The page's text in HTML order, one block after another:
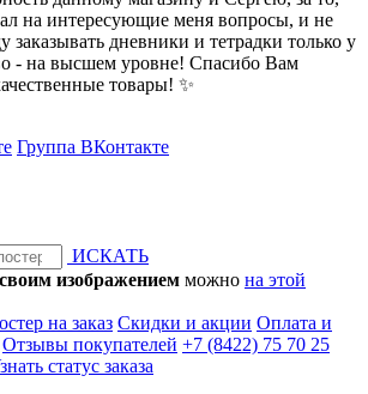
на интересующие меня вопросы, и не
заказывать дневники и тетрадки только у
- на высшем уровне! Спасибо Вам
товары! ✨
Группа ВКонтакте
ИСКАТЬ
изображением можно на этой
на заказ Скидки и акции Оплата и
Отзывы покупателей +7 (8422) 75 70 25
статус заказа